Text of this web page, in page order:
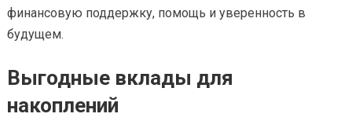
финансовую поддержку, помощь и уверенность в
будущем.
Выгодные вклады для
накоплений